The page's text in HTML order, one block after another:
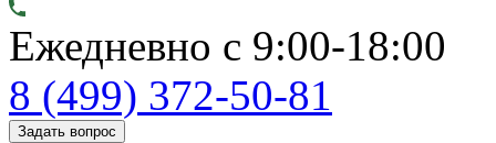
Ежедневно с 9:00-18:00
8 (499) 372-50-81
Задать вопрос